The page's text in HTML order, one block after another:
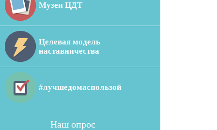
Музеи ЦДТ
Целевая модель
наставничества
#лучшедомаспользой
Наш опрос